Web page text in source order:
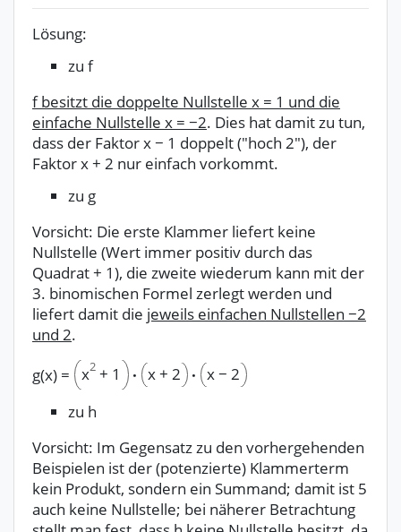
Lösung:
zu f
f besitzt die doppelte Nullstelle x = 1 und die
einfache Nullstelle x = −2. Dies hat damit zu tun,
dass der Faktor x − 1 doppelt ("hoch 2"), der
Faktor x + 2 nur einfach vorkommt.
zu g
Vorsicht: Die erste Klammer liefert keine
Nullstelle (Wert immer positiv durch das
Quadrat + 1), die zweite wiederum kann mit der
3. binomischen Formel zerlegt werden und
liefert damit die jeweils einfachen Nullstellen −2
und 2.
g(x) = x2 + 1 · x+ 2 · x− 2
zu h
Vorsicht: Im Gegensatz zu den vorhergehenden
Beispielen ist der (potenzierte) Klammerterm
kein Produkt, sondern ein Summand; damit ist 5
auch keine Nullstelle; bei näherer Betrachtung